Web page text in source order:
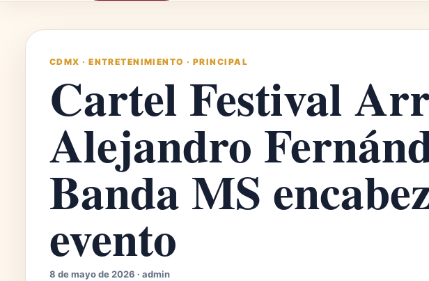
CDMX ·ENTRETENIMIENTO ·PRINCIPAL
Cartel Festival
Alejandro
Banda MS
evento
8 de mayo de 2026 · admin